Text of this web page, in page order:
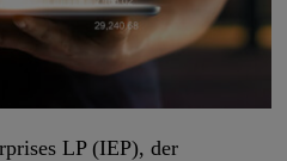
LP (IEP), der